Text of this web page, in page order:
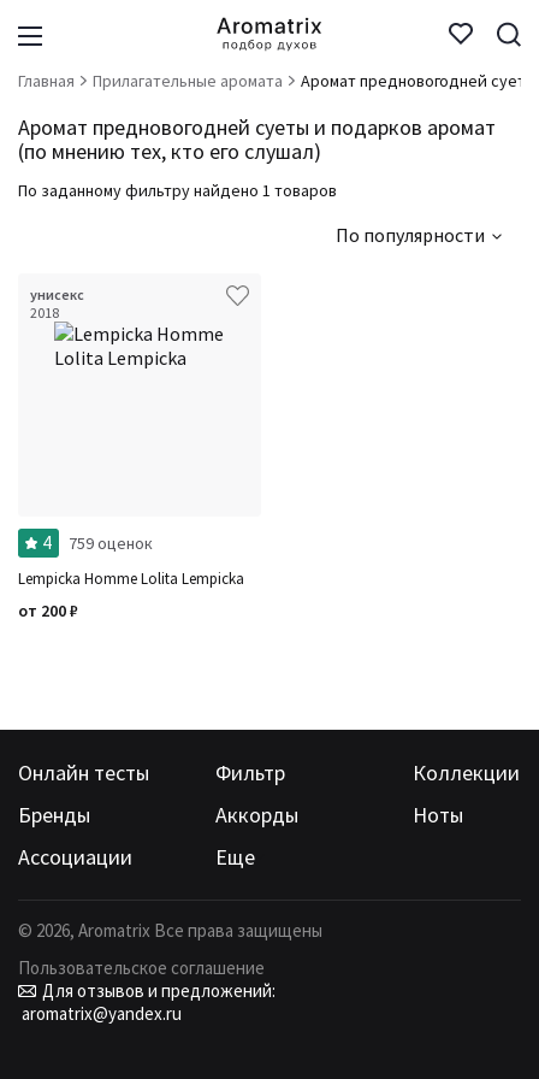
Главная Прилагательные аромата Аромат предновогодней
Аромат предновогодней суеты и подарков аромат
(по мнению тех, кто его слушал)
По заданному фильтру найдено 1 товаров
По популярности
унисекс
2018
4 759 оценок
Lempicka Homme Lolita Lempicka
от 200₽
Онлайн тесты Фильтр
Коллекции
Бренды
Аккорды
Ноты
Ассоциации
Еще
© 2026, Aromatrix Все права защищены
Пользовательское соглашение
Для отзывов и предложений:
aromatrix@yandex.ru